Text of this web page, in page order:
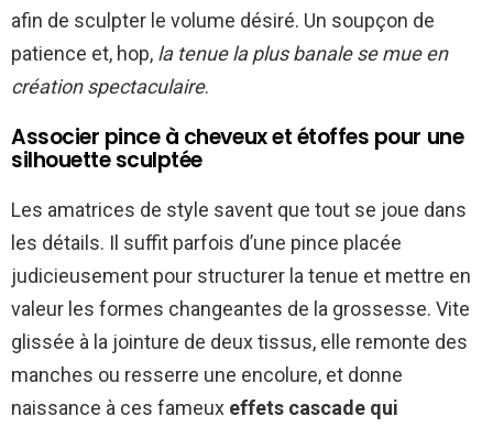
afin de sculpter le volume désiré. Un soupçon de
patience et, hop, la tenue la plus banale se mue en
création spectaculaire.
Associer pince à cheveux et étoffes pour une
silhouette sculptée
Les amatrices de style savent que tout se joue dans
les détails. Il suffit parfois d’une pince placée
judicieusement pour structurer la tenue et mettre en
valeur les formes changeantes de la grossesse. Vite
glissée à la jointure de deux tissus, elle remonte des
manches ou resserre une encolure, et donne
naissance à ces fameux effets cascade qui